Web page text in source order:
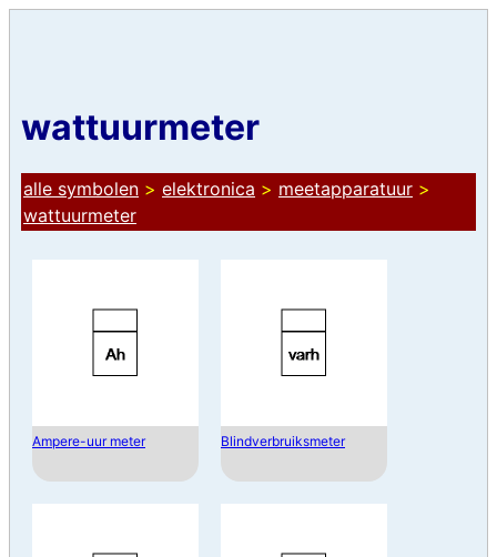
wattuurmeter
alle symbolen > elektronica > meetapparatuur >
wattuurmeter
Ampere-uur meter Blindverbruiksmeter